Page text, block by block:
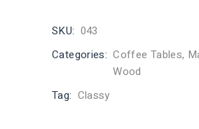
SKU: 043
Categories: Coffee Tables,
Wood
Tag: Classy